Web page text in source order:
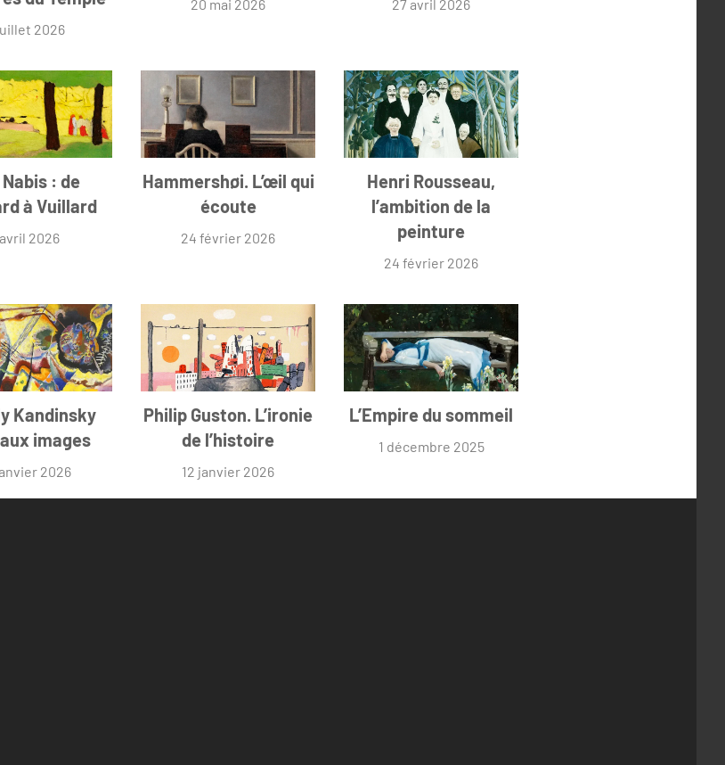
2026
20 mai 2026 27 avril 2026
: de
à Vuillard
avril 2026
Hammershøi. L’œil qui
écoute
24 février 2026
Henri Rousseau,
l’ambition de la
peinture
24 février 2026
Kandinsky
images
2026
Philip Guston. L’ironie
de l’histoire
12 janvier 2026
L’Empire du sommeil
1 décembre 2025